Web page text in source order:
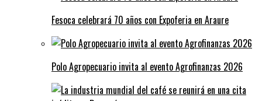
Fesoca celebrará 70 años con Expoferia en Araure
Polo Agropecuario invita al evento Agrofinanzas 2026